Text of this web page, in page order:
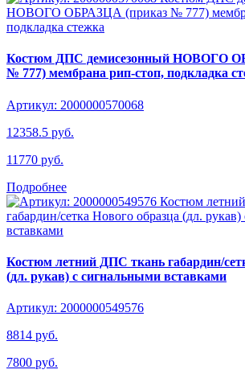
Костюм ДПС демисезонный НОВОГО
№ 777) мембрана рип-стоп, подкладка
Артикул: 2000000570068
12358.5 руб.
11770 руб.
Подробнее
Костюм летний ДПС ткань габардин/
(дл. рукав) с сигнальными вставками
Артикул: 2000000549576
8814 руб.
7800 руб.